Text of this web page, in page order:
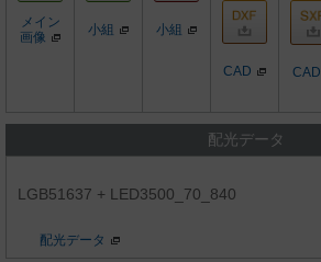
メイン
画像
小組 小組
CAD CAD
配光データ
LGB51637 + LED3500_70_840
配光データ